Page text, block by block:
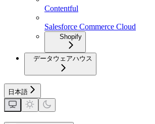
Contentful
Salesforce Commerce Cloud
Shopify
データウェアハウス
日本語